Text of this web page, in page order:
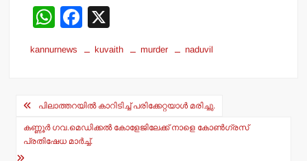
W
at
A
p
p
F
c
b
o
o
kannurnews kuvaith murder naduvil
Post
navigation
പിലാത്തറയില്‍ കാറിടിച്ച് പരിക്കേറ്റയാള്‍ മരിച്ചു.
കണ്ണൂര്‍ ഗവ.മെഡിക്കല്‍ കോളേജിലേക്ക് നാളെ കോണ്‍ഗ്രസ്
പ്രതിഷേധ മാര്‍ച്ച്.